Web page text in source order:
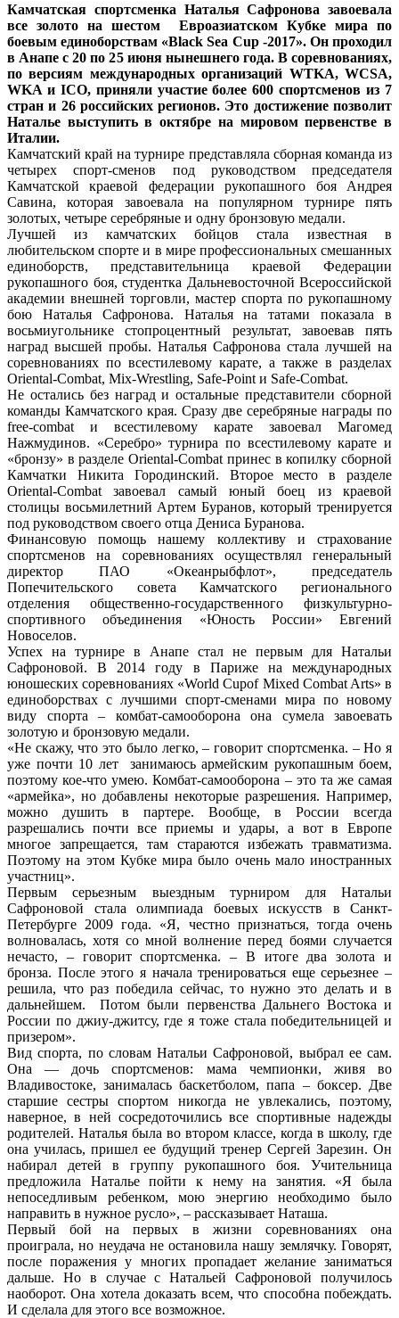
Камчатская спортсменка Наталья Сафронова завоевала
все золото на шестом Евроазиатском Кубке мира по
боевым единоборствам «Black Sea Cup -2017». Он проходил
в Анапе с 20 по 25 июня нынешнего года. В соревнованиях,
по версиям международных организаций WTKA, WCSA,
WKA и ICO, приняли участие более 600 спортсменов из 7
стран и 26 российских регионов. Это достижение позволит
Наталье выступить в октябре на мировом первенстве в
Италии.
Камчатский край на турнире представляла сборная команда из
четырех спорт-сменов под руководством председателя
Камчатской краевой федерации рукопашного боя Андрея
Савина, которая завоевала на популярном турнире пять
золотых, четыре серебряные и одну бронзовую медали.
Лучшей из камчатских бойцов стала известная в
любительском спорте и в мире профессиональных смешанных
единоборств, представительница краевой Федерации
рукопашного боя, студентка Дальневосточной Всероссийской
академии внешней торговли, мастер спорта по рукопашному
бою Наталья Сафронова. Наталья на татами показала в
восьмиугольнике стопроцентный результат, завоевав пять
наград высшей пробы. Наталья Сафронова стала лучшей на
соревнованиях по всестилевому карате, а также в разделах
Oriental-Combat, Mix-Wrestling, Safe-Point и Safe-Combat.
Не остались без наград и остальные представители сборной
команды Камчатского края. Сразу две серебряные награды по
free-combat и всестилевому карате завоевал Магомед
Нажмудинов. «Серебро» турнира по всестилевому карате и
«бронзу» в разделе Oriental-Combat принес в копилку сборной
Камчатки Никита Городинский. Второе место в разделе
Oriental-Combat завоевал самый юный боец из краевой
столицы восьмилетний Артем Буранов, который тренируется
под руководством своего отца Дениса Буранова.
Финансовую помощь нашему коллективу и страхование
спортсменов на соревнованиях осуществлял генеральный
директор ПАО «Океанрыбфлот», председатель
Попечительского совета Камчатского регионального
отделения общественно-государственного физкультурно-
спортивного объединения «Юность России» Евгений
Новоселов.
Успех на турнире в Анапе стал не первым для Натальи
Сафроновой. В 2014 году в Париже на международных
юношеских соревнованиях «World Cupof Mixed Combat Arts» в
единоборствах с лучшими спорт-сменами мира по новому
виду спорта – комбат-самооборона она сумела завоевать
золотую и бронзовую медали.
«Не скажу, что это было легко, – говорит спортсменка. – Но я
уже почти 10 лет занимаюсь армейским рукопашным боем,
поэтому кое-что умею. Комбат-самооборона – это та же самая
«армейка», но добавлены некоторые разрешения. Например,
можно душить в партере. Вообще, в России всегда
разрешались почти все приемы и удары, а вот в Европе
многое запрещается, там стараются избежать травматизма.
Поэтому на этом Кубке мира было очень мало иностранных
участниц».
Первым серьезным выездным турниром для Натальи
Сафроновой стала олимпиада боевых искусств в Санкт-
Петербурге 2009 года. «Я, честно признаться, тогда очень
волновалась, хотя со мной волнение перед боями случается
нечасто, – говорит спортсменка. – В итоге два золота и
бронза. После этого я начала тренироваться еще серьезнее –
решила, что раз победила сейчас, то нужно это делать и в
дальнейшем. Потом были первенства Дальнего Востока и
России по джиу-джитсу, где я тоже стала победительницей и
призером».
Вид спорта, по словам Натальи Сафроновой, выбрал ее сам.
Она — дочь спортсменов: мама чемпионки, живя во
Владивостоке, занималась баскетболом, папа – боксер. Две
старшие сестры спортом никогда не увлекались, поэтому,
наверное, в ней сосредоточились все спортивные надежды
родителей. Наталья была во втором классе, когда в школу, где
она училась, пришел ее будущий тренер Сергей Зарезин. Он
набирал детей в группу рукопашного боя. Учительница
предложила Наталье пойти к нему на занятия. «Я была
непоседливым ребенком, мою энергию необходимо было
направить в нужное русло», – рассказывает Наташа.
Первый бой на первых в жизни соревнованиях она
проиграла, но неудача не остановила нашу землячку. Говорят,
после поражения у многих пропадает желание заниматься
дальше. Но в случае с Натальей Сафроновой получилось
наоборот. Она хотела доказать всем, что способна побеждать.
И сделала для этого все возможное.